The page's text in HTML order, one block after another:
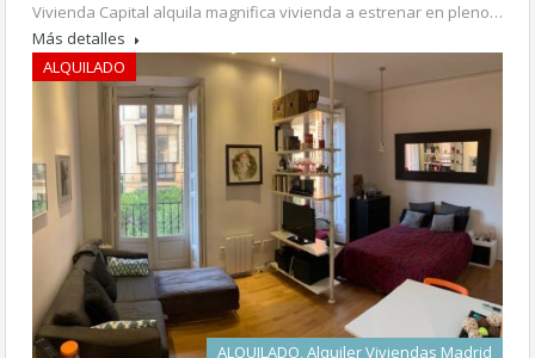
Vivienda Capital alquila magnifica vivienda a estrenar en pleno…
Más detalles
1.000€ mes
ALQUILADO
ALQUILADO, Alquiler Viviendas Madrid